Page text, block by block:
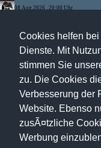
Cookies helfen
Dienste. Mit
stimmen Sie
zu. Die Cookies
Verbesserung der
Website. Ebenso
zusÃ¤tzliche
Werbung
08.Aug.2026 , 20:00 Uhr